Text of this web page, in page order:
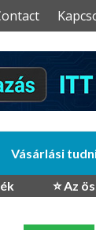
Vásárlási
⭐ Az